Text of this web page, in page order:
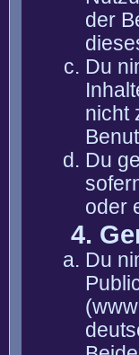
der
Du
nicht
Du
oder
4.
Du